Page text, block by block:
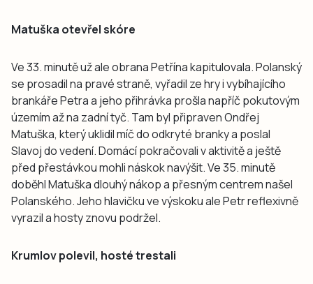
Matuška otevřel skóre
Ve 33. minutě už ale obrana Petřína kapitulovala. Polanský
se prosadil na pravé straně, vyřadil ze hry i vybíhajícího
brankáře Petra a jeho přihrávka prošla napříč pokutovým
územím až na zadní tyč. Tam byl připraven Ondřej
Matuška, který uklidil míč do odkryté branky a poslal
Slavoj do vedení. Domácí pokračovali v aktivitě a ještě
před přestávkou mohli náskok navýšit. Ve 35. minutě
doběhl Matuška dlouhý nákop a přesným centrem našel
Polanského. Jeho hlavičku ve výskoku ale Petr reflexivně
vyrazil a hosty znovu podržel.
Krumlov polevil, hosté trestali